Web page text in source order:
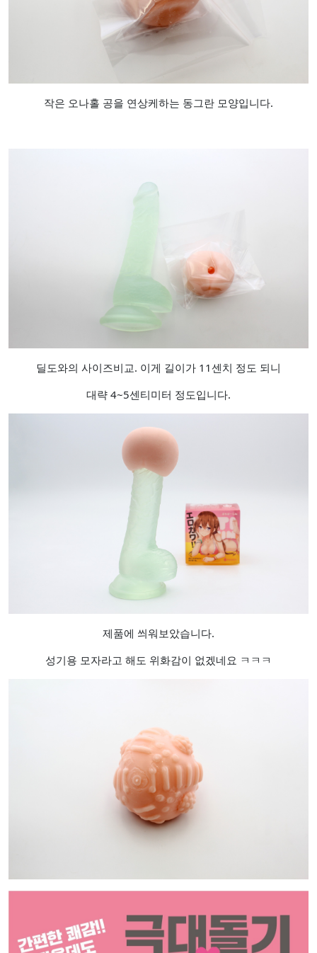
작은 오나홀 공을 연상케하는 동그란 모양입니다.
딜도와의 사이즈비교. 이게 길이가 11센치 정도 되니
대략 4~5센티미터 정도입니다.
제품에 씌워보았습니다.
성기용 모자라고 해도 위화감이 없겠네요 ㅋㅋㅋ